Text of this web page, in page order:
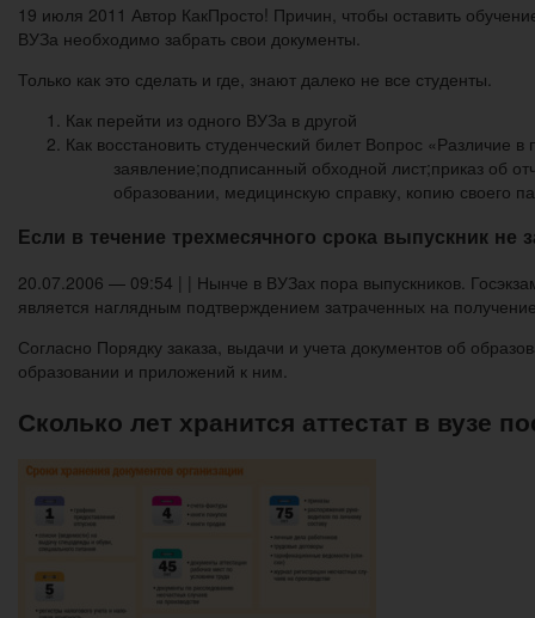
19 июля 2011 Автор КакПросто! Причин, чтобы оставить
ВУЗа необходимо забрать свои документы.
Только как это сделать и где, знают далеко не все студенты.
Как перейти из одного ВУЗа в другой
Как восстановить студенческий билет Вопрос
заявление;подписанный обходной лист;приказ об
образовании, медицинскую справку, копию своего
Если в течение трехмесячного срока выпускник
20.07.2006 — 09:54 | | Нынче в ВУЗах пора выпускников.
является наглядным подтверждением затраченных на
Согласно Порядку заказа, выдачи и учета документов об
образовании и приложений к ним.
Сколько лет хранится аттестат в вузе